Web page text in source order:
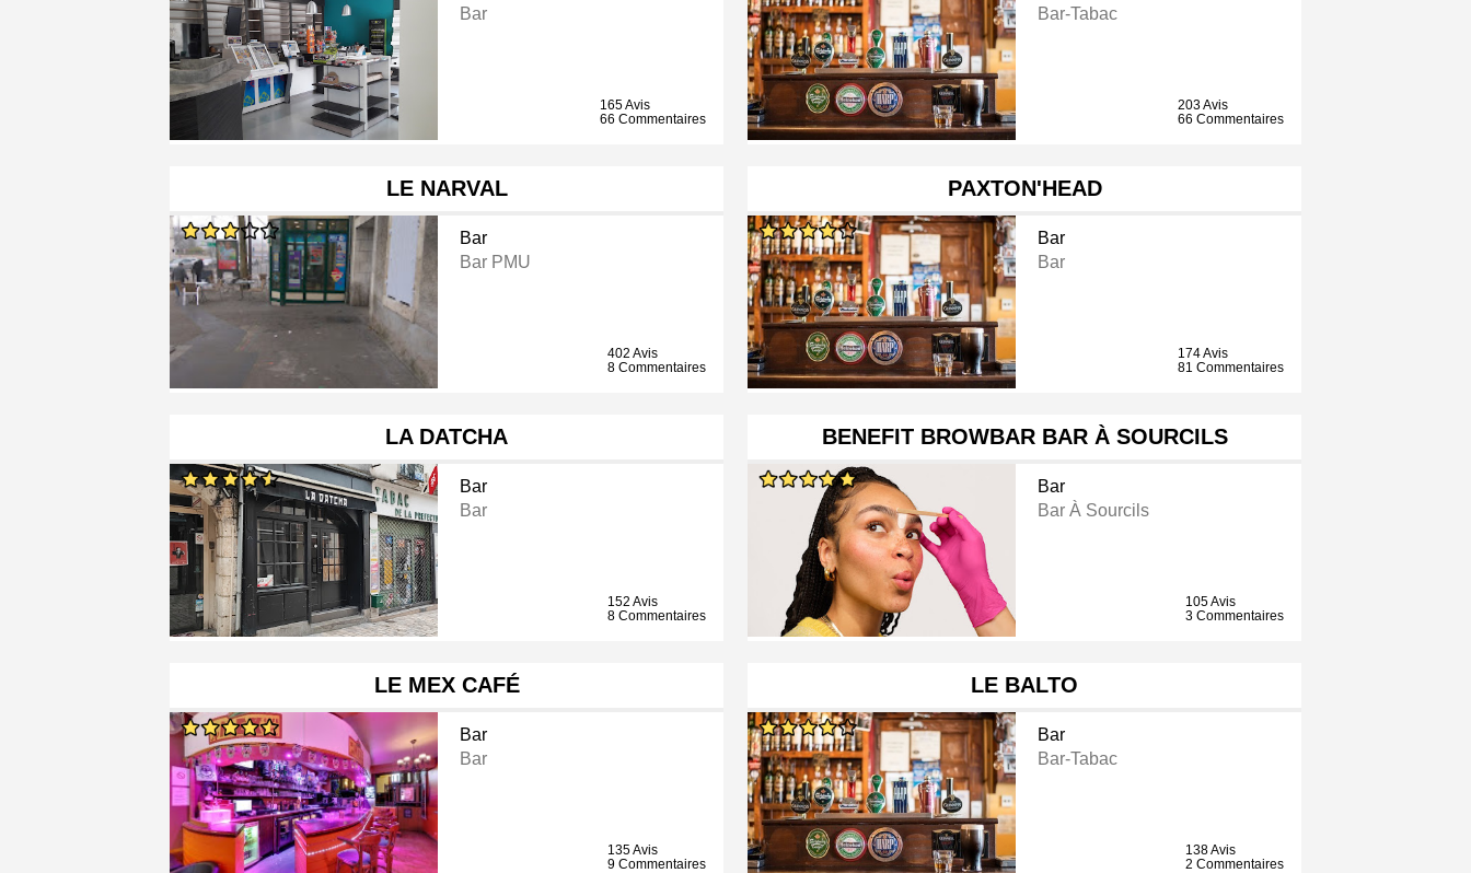
Bar
165 Avis
66 Commentaires
Bar-Tabac
203 Avis
66 Commentaires
LE NARVAL
Bar
Bar PMU
402 Avis
8 Commentaires
PAXTON'HEAD
Bar
Bar
174 Avis
81 Commentaires
LA DATCHA
Bar
Bar
152 Avis
8 Commentaires
BENEFIT BROWBAR BAR À SOURCILS
Bar
Bar À Sourcils
105 Avis
3 Commentaires
LE MEX CAFÉ
Bar
Bar
135 Avis
9 Commentaires
LE BALTO
Bar
Bar-Tabac
138 Avis
2 Commentaires